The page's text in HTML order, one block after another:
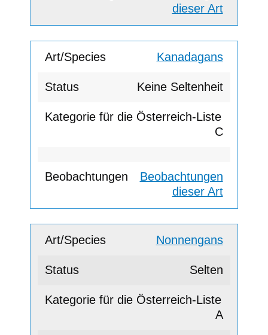
dieser Art
Kanadagans
Keine Seltenheit
C
Beobachtungen
dieser Art
Nonnengans
Selten
A